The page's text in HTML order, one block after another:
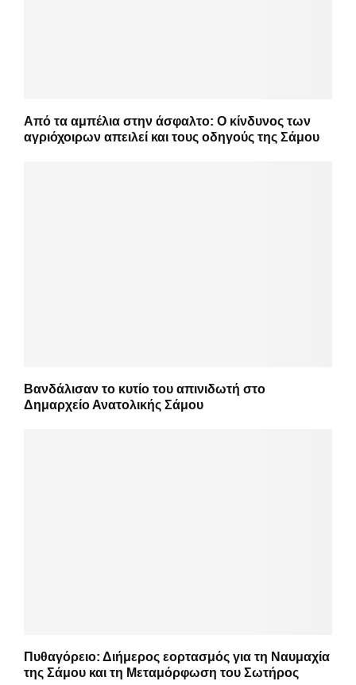
Από τα αμπέλια στην άσφαλτο: Ο κίνδυνος των
αγριόχοιρων απειλεί και τους οδηγούς της Σάμου
Βανδάλισαν το κυτίο του απινιδωτή στο
Δημαρχείο Ανατολικής Σάμου
Πυθαγόρειο: Διήμερος εορτασμός για τη Ναυμαχία
της Σάμου και τη Μεταμόρφωση του Σωτήρος